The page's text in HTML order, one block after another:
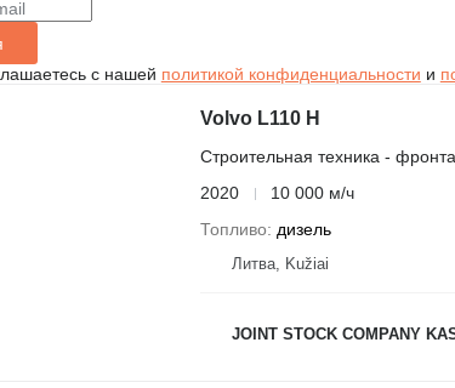
с нашей политикой конфиденциальности и
Volvo L110 H
Строительная техника -
2020
10 000 м/ч
Топливо
дизель
Литва, Kužiai
JOINT STOCK COMPANY